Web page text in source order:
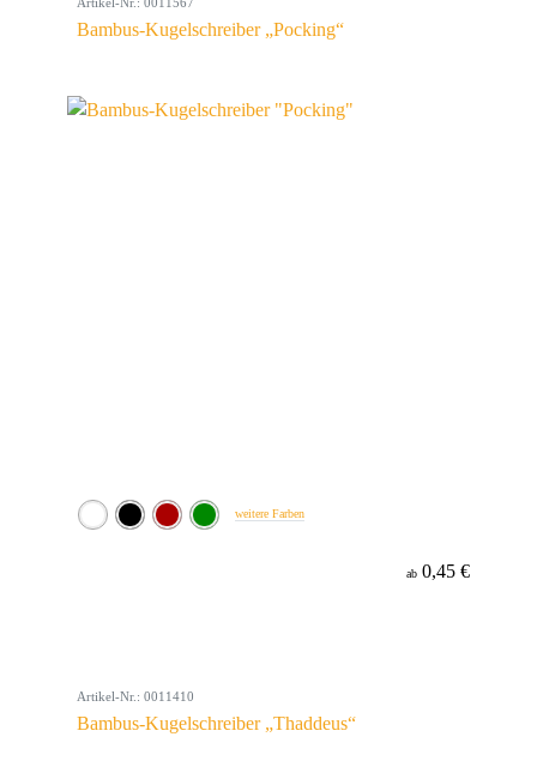
Bambus-Kugelschreiber „Pocking“
weitere Farben
ab 0,45 €
Artikel-Nr.: 0011410
Bambus-Kugelschreiber „Thaddeus“